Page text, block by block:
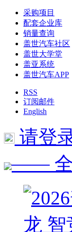
采购项目
配套企业库
销量查询
盖世汽车社区
盖世大学堂
盖亚系统
盖世汽车APP
RSS
订阅邮件
English
请登
—— 全